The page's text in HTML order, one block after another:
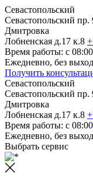
Севастопольский
Севастопольский пр.
Дмитровка
Лобненская д.17 к.8
Время работы: с
Ежедневно, без
Получить
Севастопольский
Севастопольский пр.
Дмитровка
Лобненская д.17 к.8
Время работы: с
Ежедневно, без
Выбрать сервис